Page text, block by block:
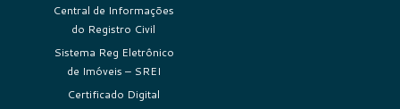
Central de Informações
do Registro Civil
Sistema Reg Eletrônico
de Imóveis – SREI
Certificado Digital